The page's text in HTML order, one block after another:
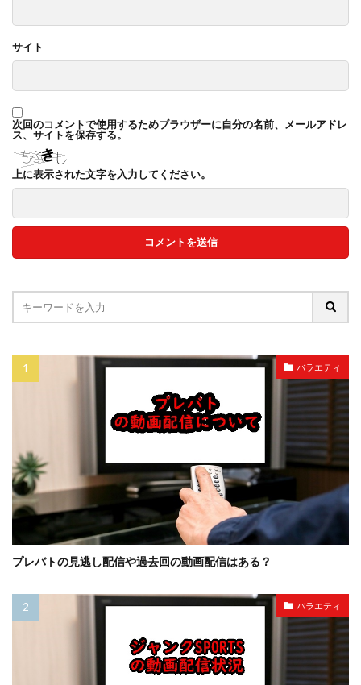
サイト
次回のコメントで使用するためブラウザーに自分の名前、メールアドレ
ス、サイトを保存する。
上に表示された文字を入力してください。
バラエティ
プレバトの見逃し配信や過去回の動画配信はある？
バラエティ